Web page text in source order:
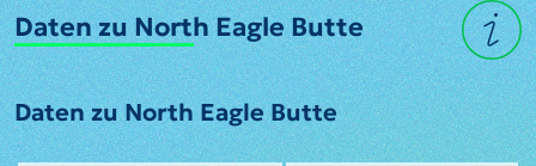
Daten zu North Eagle Butte
Daten zu North Eagle Butte